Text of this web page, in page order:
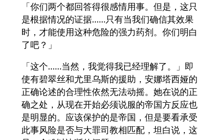
「你们两个都回答得很感情用事。但是，这只
是根据情况的证据……只有当我们确信其效果
时，才能使用这种危险的强力药剂。你们明白
了吧？」
「这个……当然，我觉得我已经理解了。」即
使有碧翠丝和尤里乌斯的援助，安娜塔西娅的
正确论述的合理性依然无法动摇。她在说的正
确之处，从现在开始必须说服的帝国方反应也
是明显的。应该保护的是帝国，但是要看承受
此事风险是否与大罪司教相匹配，坦白说，这